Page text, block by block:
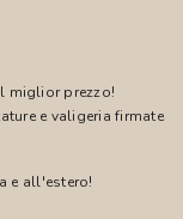
miglior prezzo!
e valigeria firmate
e all'estero!